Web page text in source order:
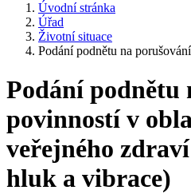
Úvodní stránka
Úřad
Životní situace
Podání podnětu na
Podání podnětu
povinností v
veřejného
hluk a vibrace)